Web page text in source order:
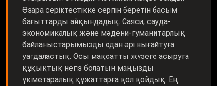
Өзара серіктестікке серпін беретін басым
бағыттарды айқындадық. Саяси, сауда-
экономикалық және мәдени-гуманитарлық
байланыстарымызды одан әрі нығайтуға
уағдаластық. Осы мақсатты жүзеге асыруға
құқықтық негіз болатын маңызды
үкіметаралық құжаттарға қол қойдық. Ең